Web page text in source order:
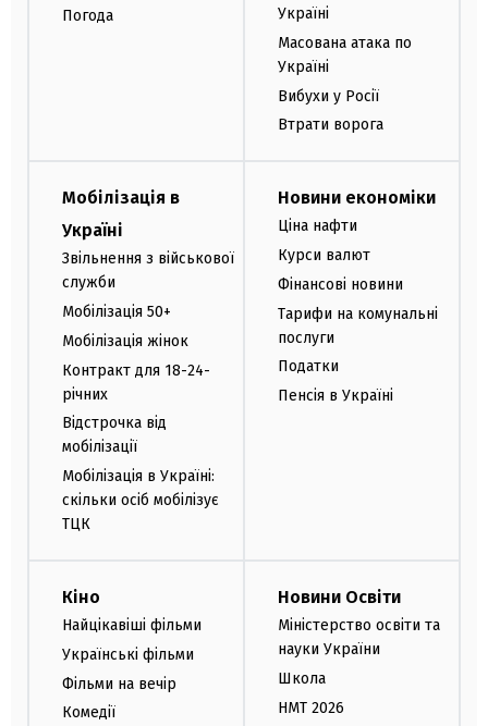
Погода
Україні
Масована атака по
Україні
Вибухи у Росії
Втрати ворога
Мобілізація в
Україні
Звільнення з військової
служби
Мобілізація 50+
Мобілізація жінок
Контракт для 18-24-
річних
Відстрочка від
мобілізації
Мобілізація в Україні:
скільки осіб мобілізує
ТЦК
Новини економіки
Ціна нафти
Курси валют
Фінансові новини
Тарифи на комунальні
послуги
Податки
Пенсія в Україні
Кіно
Найцікавіші фільми
Українські фільми
Фільми на вечір
Комедії
Новини Освіти
Міністерство освіти та
науки України
Школа
НМТ 2026